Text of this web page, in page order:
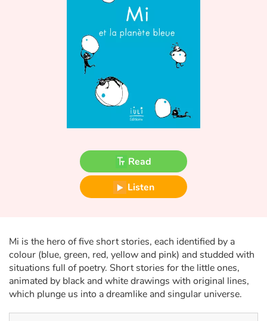
Tales and classics in french
Fable, myth, literature and poetry
Princesses and princes, kings, queens and dragons
Ogres, monsters and witches
Heroines and Heroes
The animals
Travel, epic, investigation, adventure
Around the world
Read
Listen
Mi is the hero of five short stories, each identified by a
colour (blue, green, red, yellow and pink) and studded with
situations full of poetry. Short stories for the little ones,
animated by black and white drawings with original lines,
which plunge us into a dreamlike and singular universe.